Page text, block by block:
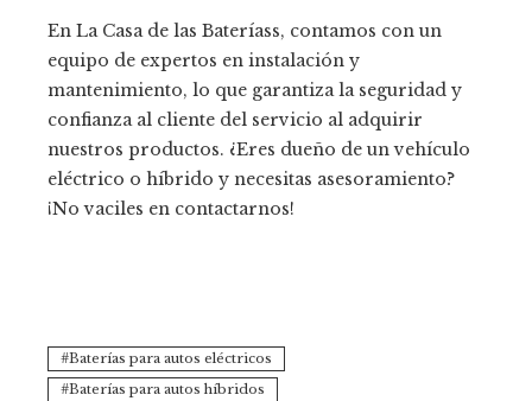
En La Casa de las Bateríass, contamos con un
equipo de expertos en instalación y
mantenimiento, lo que garantiza la seguridad y
confianza al cliente del servicio al adquirir
nuestros productos. ¿Eres dueño de un vehículo
eléctrico o híbrido y necesitas asesoramiento?
¡No vaciles en contactarnos!
Baterías para autos eléctricos
Baterías para autos híbridos